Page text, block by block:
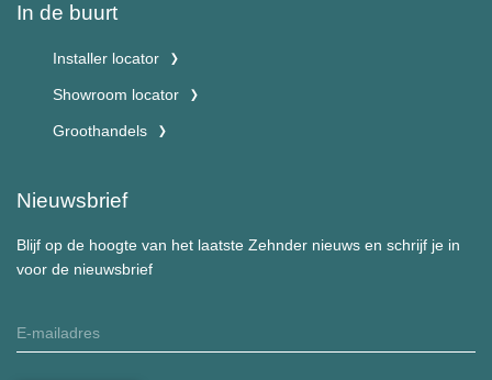
In de buurt
Installer locator
Showroom locator
Groothandels
Nieuwsbrief
Blijf op de hoogte van het laatste Zehnder nieuws en schrijf je in
voor de nieuwsbrief